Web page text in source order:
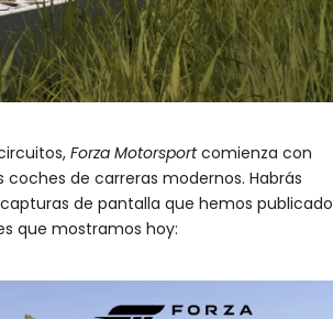
Forza Motorsportcomienza con
de carreras modernos. Habrás
de pantalla que hemos publicado
que mostramos hoy: